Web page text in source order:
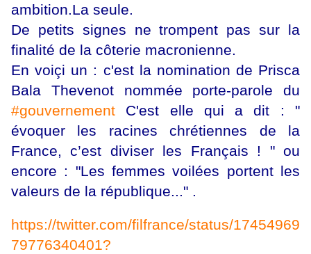
ambition.La seule.
De petits signes ne trompent pas sur la
finalité de la côterie macronienne.
En voiçi un : c'est la nomination de Prisca
Bala Thevenot nommée porte-parole du
#gouvernement C'est elle qui a dit : "
évoquer les racines chrétiennes de la
France, c’est diviser les Français ! " ou
encore : "Les femmes voilées portent les
valeurs de la république..." .
https://twitter.com/filfrance/status/17454969
79776340401?